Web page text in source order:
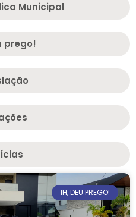
Municipal
prego!
IH, DEU PREGO!